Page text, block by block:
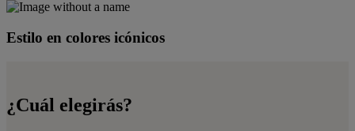
Estilo en colores icónicos
¿Cuál elegirás?